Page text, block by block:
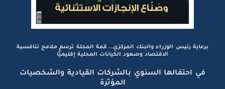
برعاية رئيس الوزراء والبنك المركزي.. قمة المجلة ترسم ملامح تنافسية
الاقتصاد وصعود الكيانات المحلية إقليميًّا
في احتفالها السنوي بالشركات القيادية والشخصيات
المؤثرة